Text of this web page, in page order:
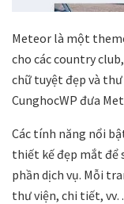
Meteor là một
cho các country
chữ tuyệt đẹp và
CunghocWP đưa
Các tính năng nổi
thiết kế đẹp mắt để
phần dịch vụ. Mỗi
thư viện, chi tiết,